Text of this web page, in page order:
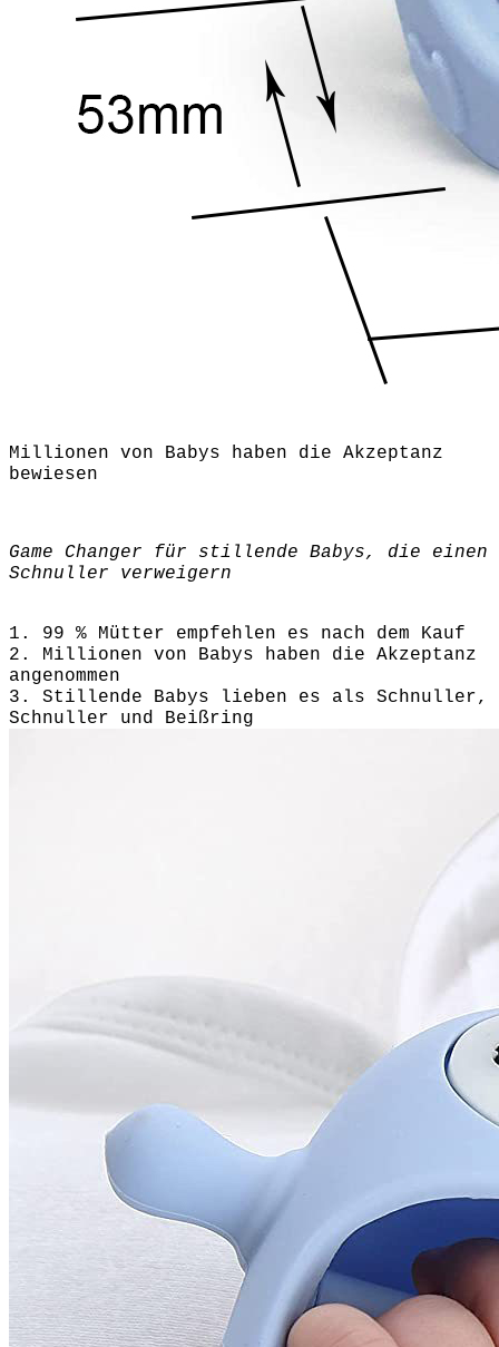
Millionen von Babys haben die Akzeptanz
bewiesen
Game Changer für stillende Babys, die einen
Schnuller verweigern
1. 99 % Mütter empfehlen es nach dem Kauf
2. Millionen von Babys haben die Akzeptanz
angenommen
3. Stillende Babys lieben es als Schnuller,
Schnuller und Beißring